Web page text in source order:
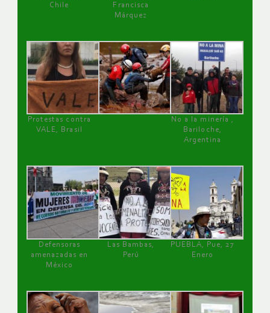
Chile
Francisca
Márquez
Protestas contra
VALE, Brasil
No a la minería ,
Bariloche,
Argentina
Defensoras
amenazadas en
México
Las Bambas,
Perú
PUEBLA, Pue, 27
Enero